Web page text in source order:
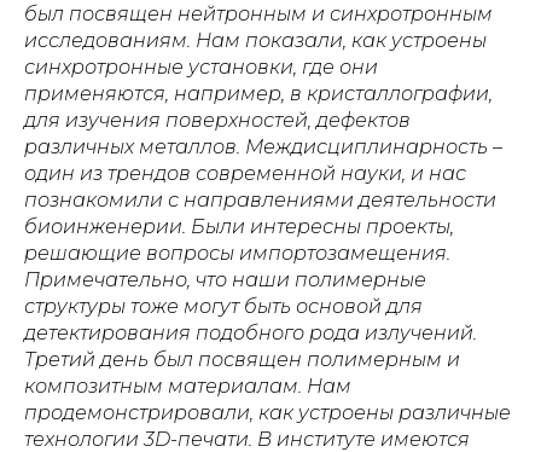
был посвящен нейтронным и синхротронным
исследованиям. Нам показали, как устроены
синхротронные установки, где они
применяются, например, в кристаллографии,
для изучения поверхностей, дефектов
различных металлов. Междисциплинарность –
один из трендов современной науки, и нас
познакомили с направлениями деятельности
биоинженерии. Были интересны проекты,
решающие вопросы импортозамещения.
Примечательно, что наши полимерные
структуры тоже могут быть основой для
детектирования подобного рода излучений.
Третий день был посвящен полимерным и
композитным материалам. Нам
продемонстрировали, как устроены различные
технологии 3D-печати. В институте имеются